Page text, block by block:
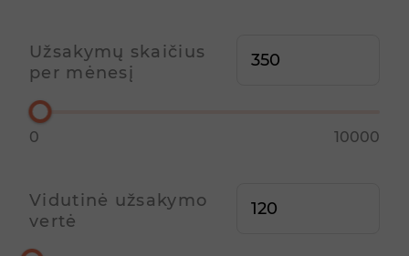
Užsakymų skaičius
per mėnesį
0 10000
Vidutinė užsakymo
vertė